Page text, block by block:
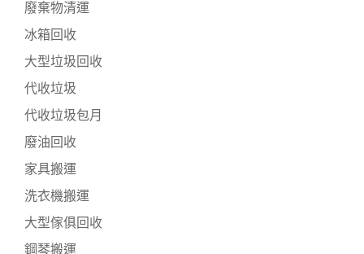
廢棄物清運
冰箱回收
大型垃圾回收
代收垃圾
代收垃圾包月
廢油回收
家具搬運
洗衣機搬運
大型傢俱回收
鋼琴搬運